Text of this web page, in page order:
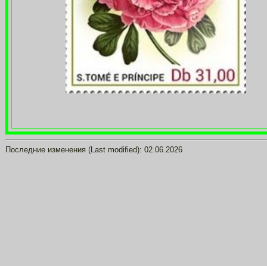
Последние изменения (Last modified): 02.06.2026